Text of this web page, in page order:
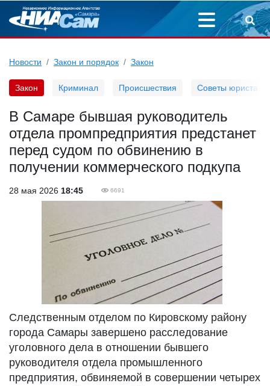
Новости Закон и порядок Закон
Закон Криминал Происшествия Советы юриста
В Самаре бывшая руководитель
отдела промпредприятия предстанет
перед судом по обвинению в
получении коммерческого подкупа
28 мая 2026 18:45 6691
Следственным отделом по Кировскому району
города Самары завершено расследование
уголовного дела в отношении бывшего
руководителя отдела промышленного
предприятия, обвиняемой в совершении четырех